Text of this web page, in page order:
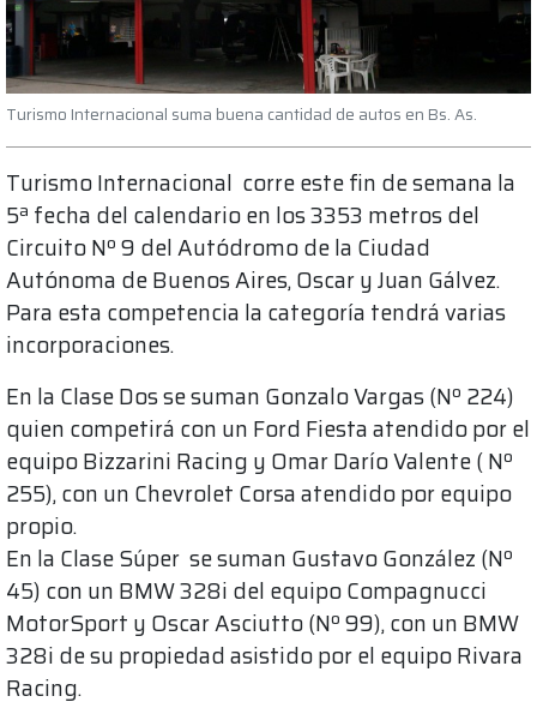
Turismo Internacional suma buena cantidad de autos en Bs. As.
Turismo Internacional corre este fin de semana la
5ª fecha del calendario en los 3353 metros del
Circuito Nº 9 del Autódromo de la Ciudad
Autónoma de Buenos Aires, Oscar y Juan Gálvez.
Para esta competencia la categoría tendrá varias
incorporaciones.
En la Clase Dos se suman Gonzalo Vargas (Nº 224)
quien competirá con un Ford Fiesta atendido por el
equipo Bizzarini Racing y Omar Darío Valente ( Nº
255), con un Chevrolet Corsa atendido por equipo
propio.
En la Clase Súper se suman Gustavo González (Nº
45) con un BMW 328i del equipo Compagnucci
MotorSport y Oscar Asciutto (Nº 99), con un BMW
328i de su propiedad asistido por el equipo Rivara
Racing.